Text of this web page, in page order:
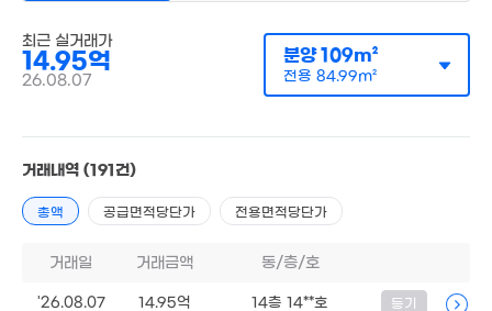
전용85m²
최근 실거래가
14.95억
26.08.07
분양109m²
전용 84.99m²
거래내역 (191건)
총액 공급면적당단가 전용면적당단가
거래일 거래금액 동/층/호
'26.08.07 14.95억 14층 14**호 등기